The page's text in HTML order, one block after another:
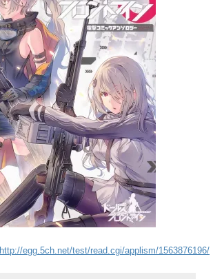
http://egg.5ch.net/test/read.cgi/applism/1563876196/